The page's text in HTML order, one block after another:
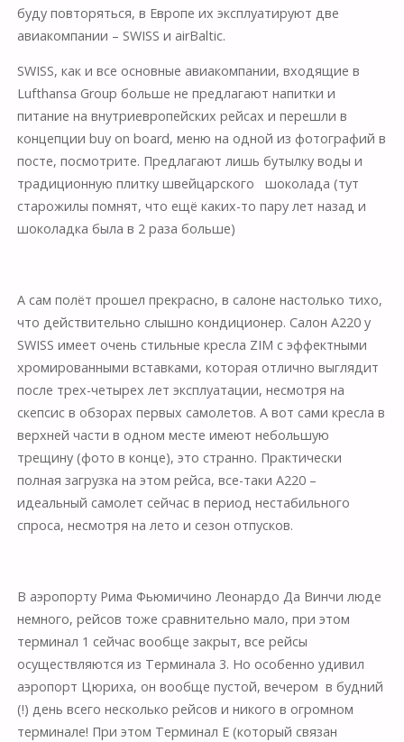
буду повторяться, в Европе их эксплуатируют две
авиакомпании – SWISS и airBaltic.
SWISS, как и все основные авиакомпании, входящие в
Lufthansa Group больше не предлагают напитки и
питание на внутриевропейских рейсах и перешли в
концепции buy on board, меню на одной из фотографий в
посте, посмотрите. Предлагают лишь бутылку воды и
традиционную плитку швейцарского шоколада (тут
старожилы помнят, что ещё каких-то пару лет назад и
шоколадка была в 2 раза больше)
А сам полёт прошел прекрасно, в салоне настолько тихо,
что действительно слышно кондиционер. Салон А220 у
SWISS имеет очень стильные кресла ZIM с эффектными
хромированными вставками, которая отлично выглядит
после трех-четырех лет эксплуатации, несмотря на
скепсис в обзорах первых самолетов. А вот сами кресла в
верхней части в одном месте имеют небольшую
трещину (фото в конце), это странно. Практически
полная загрузка на этом рейса, все-таки А220 –
идеальный самолет сейчас в период нестабильного
спроса, несмотря на лето и сезон отпусков.
В аэропорту Рима Фьюмичино Леонардо Да Винчи люде
немного, рейсов тоже сравнительно мало, при этом
терминал 1 сейчас вообще закрыт, все рейсы
осуществляются из Терминала 3. Но особенно удивил
аэропорт Цюриха, он вообще пустой, вечером в будний
(!) день всего несколько рейсов и никого в огромном
терминале! При этом Терминал Е (который связан